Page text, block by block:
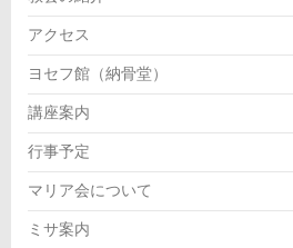
アクセス
ヨセフ館（納骨堂）
講座案内
行事予定
マリア会について
ミサ案内